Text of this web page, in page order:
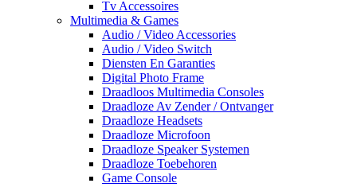
Tv Accessoires
Multimedia & Games
Audio / Video Accessories
Audio / Video Switch
Diensten En Garanties
Digital Photo Frame
Draadloos Multimedia Consoles
Draadloze Av Zender / Ontvanger
Draadloze Headsets
Draadloze Microfoon
Draadloze Speaker Systemen
Draadloze Toebehoren
Game Console